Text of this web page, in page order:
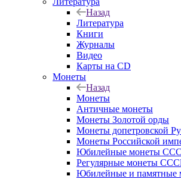
Назад
Литература
Книги
Журналы
Видео
Карты на CD
Монеты
Назад
Монеты
Античные монеты
Монеты Золотой орды
Монеты допетровской
Монеты Российской
Юбилейные монеты
Регулярные монеты
Юбилейные и памятные